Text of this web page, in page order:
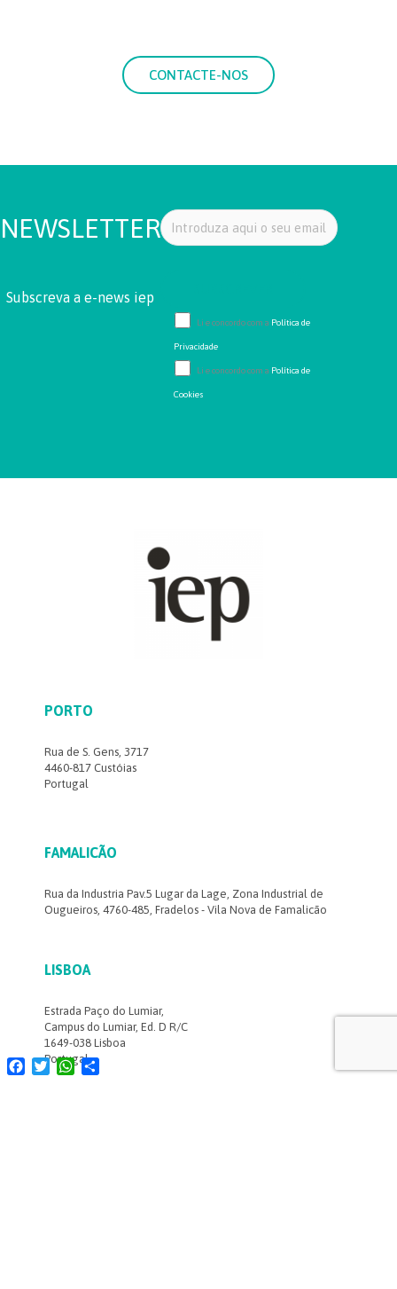
CONTACTE-NOS
NEWSLETTER
Subscreva a e-news iep
Li e concordo com a Política de
Privacidade
Li e concordo com a Política de
Cookies
PORTO
Rua de S. Gens, 3717
4460-817 Custóias
Portugal
FAMALICÃO
Rua da Industria Pav.5 Lugar da Lage, Zona Industrial de
Ougueiros, 4760-485, Fradelos - Vila Nova de Famalicão
LISBOA
Estrada Paço do Lumiar,
Campus do Lumiar, Ed. D R/C
1649-038 Lisboa
Portugal
Facebook
TwitterWhatsApp